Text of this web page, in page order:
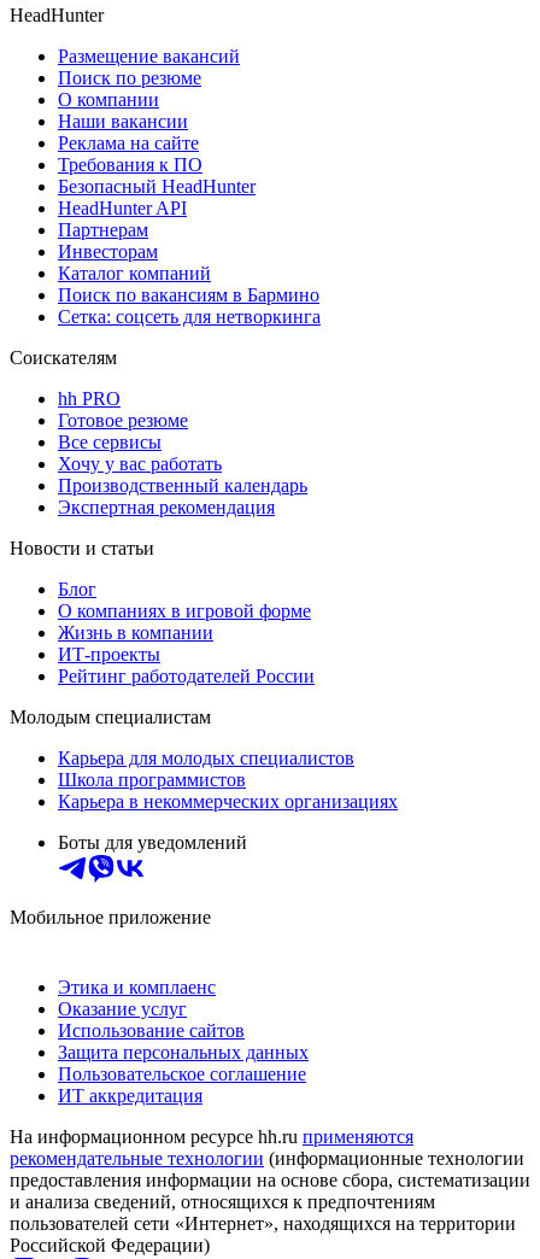
HeadHunter
Размещение вакансий
Поиск по резюме
О компании
Наши вакансии
Реклама на сайте
Требования к ПО
Безопасный HeadHunter
HeadHunter API
Партнерам
Инвесторам
Каталог компаний
Поиск по вакансиям в Бармино
Сетка: соцсеть для нетворкинга
Соискателям
hh PRO
Готовое резюме
Все сервисы
Хочу у вас работать
Производственный календарь
Экспертная рекомендация
Новости и статьи
Блог
О компаниях в игровой форме
Жизнь в компании
ИТ-проекты
Рейтинг работодателей России
Молодым специалистам
Карьера для молодых специалистов
Школа программистов
Карьера в некоммерческих организациях
Боты для уведомлений
Мобильное приложение
Этика и комплаенс
Оказание услуг
Использование сайтов
Защита персональных данных
Пользовательское соглашение
ИТ аккредитация
На информационном ресурсе hh.ru применяются
рекомендательные технологии (информационные технологии
предоставления информации на основе сбора, систематизации
и анализа сведений, относящихся к предпочтениям
пользователей сети «Интернет», находящихся на территории
Российской Федерации)